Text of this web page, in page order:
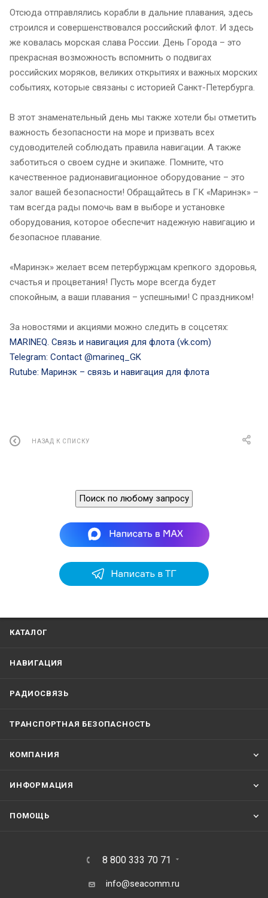
Отсюда отправлялись корабли в дальние плавания, здесь
строился и совершенствовался российский флот. И здесь
же ковалась морская слава России. День Города – это
прекрасная возможность вспомнить о подвигах
российских моряков, великих открытиях и важных морских
событиях, которые связаны с историей Санкт-Петербурга.
В этот знаменательный день мы также хотели бы отметить
важность безопасности на море и призвать всех
судоводителей соблюдать правила навигации. А также
заботиться о своем судне и экипаже. Помните, что
качественное радионавигационное оборудование – это
залог вашей безопасности! Обращайтесь в ГК «Маринэк» –
там всегда рады помочь вам в выборе и установке
оборудования, которое обеспечит надежную навигацию и
безопасное плавание.
«Маринэк» желает всем петербуржцам крепкого здоровья,
счастья и процветания! Пусть море всегда будет
спокойным, а ваши плавания – успешными! С праздником!
За новостями и акциями можно следить в соцсетях:
MARINEQ. Связь и навигация для флота (vk.com)
Telegram: Contact @marineq_GK
Rutube: Маринэк – связь и навигация для флота
НАЗАД К СПИСКУ
Поиск по любому запросу
КАТАЛОГ
НАВИГАЦИЯ
РАДИОСВЯЗЬ
ТРАНСПОРТНАЯ БЕЗОПАСНОСТЬ
КОМПАНИЯ
ИНФОРМАЦИЯ
ПОМОЩЬ
8 800 333 70 71
info@seacomm.ru